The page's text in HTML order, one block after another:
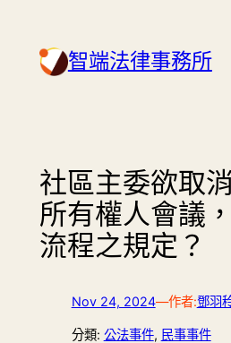
content 智端法律事務所
社區主委欲取
所有權人會議
流程之規定？
Nov 24, 2024—作者:鄧羽
分類: 公法事件, 民事事件